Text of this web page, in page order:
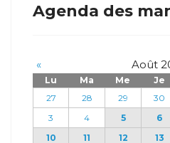
Agenda des
« Août
Lu Ma Me Je
27
28 29 30
3
4 5 6
10
11 12 13